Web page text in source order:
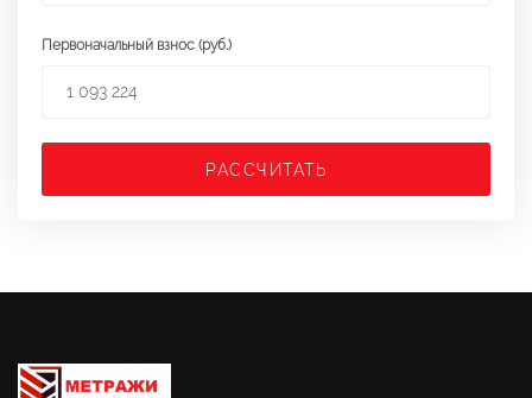
Первоначальный взнос (руб.)
РАССЧИТАТЬ